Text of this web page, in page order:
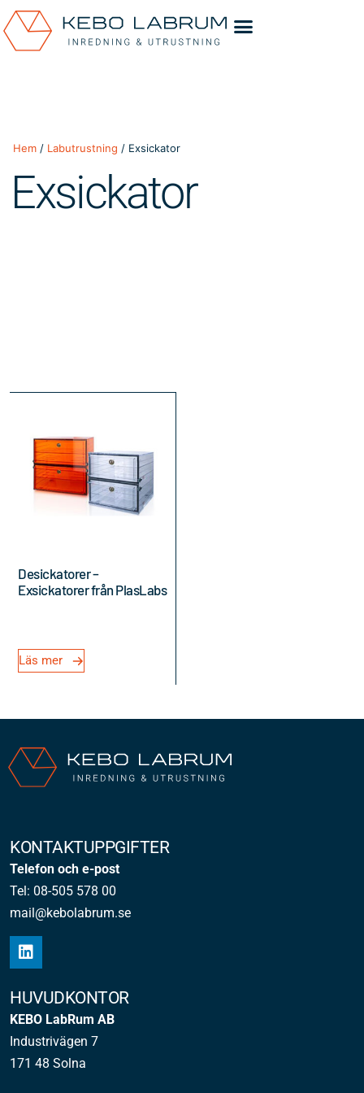
Hem / Labutrustning / Exsickator
Exsickator
Desickatorer –
Exsickatorer från PlasLabs
Läs mer
KONTAKTUPPGIFTER
Telefon och e-post
Tel: 08-505 578 00
mail@kebolabrum.se
HUVUDKONTOR
KEBO LabRum AB
Industrivägen 7
171 48 Solna